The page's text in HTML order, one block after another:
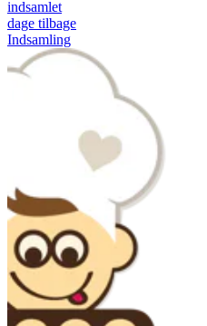
indsamlet
dage tilbage
Indsamling